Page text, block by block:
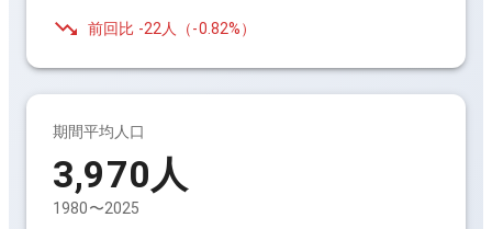
前回比 -22人 （-0.82%）
期間平均人口
3,970人
1980〜2025